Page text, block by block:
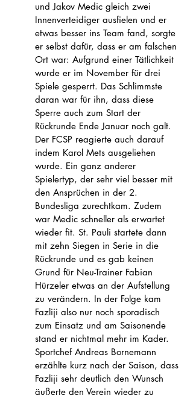
und Jakov Medic gleich zwei
Innenverteidiger ausfielen und er
etwas besser ins Team fand, sorgte
er selbst dafür, dass er am falschen
Ort war: Aufgrund einer Tätlichkeit
wurde er im November für drei
Spiele gesperrt. Das Schlimmste
daran war für ihn, dass diese
Sperre auch zum Start der
Rückrunde Ende Januar noch galt.
Der FCSP reagierte auch darauf
indem Karol Mets ausgeliehen
wurde. Ein ganz anderer
Spielertyp, der sehr viel besser mit
den Ansprüchen in der 2.
Bundesliga zurechtkam. Zudem
war Medic schneller als erwartet
wieder fit. St. Pauli startete dann
mit zehn Siegen in Serie in die
Rückrunde und es gab keinen
Grund für Neu-Trainer Fabian
Hürzeler etwas an der Aufstellung
zu verändern. In der Folge kam
Fazliji also nur noch sporadisch
zum Einsatz und am Saisonende
stand er nichtmal mehr im Kader.
Sportchef Andreas Bornemann
erzählte kurz nach der Saison, dass
Fazliji sehr deutlich den Wunsch
äußerte den Verein wieder zu